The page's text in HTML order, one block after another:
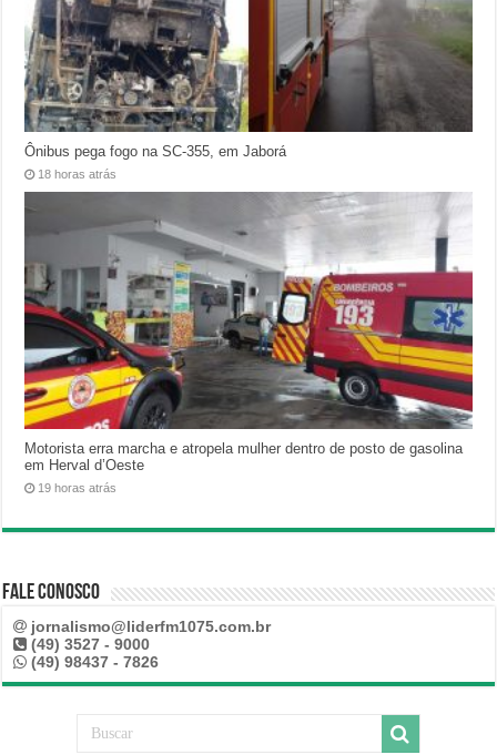
Ônibus pega fogo na SC-355, em Jaborá
18 horas atrás
Motorista erra marcha e atropela mulher dentro de posto de gasolina
em Herval d’Oeste
19 horas atrás
Fale Conosco
jornalismo@liderfm1075.com.br
(49) 3527 - 9000
(49) 98437 - 7826